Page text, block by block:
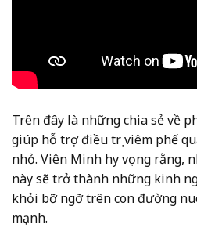
Trên đây là những chia sẻ về
giúp hỗ trợ điều trị viêm phế
nhỏ. Viên Minh hy vọng rằng,
này sẽ trở thành những kinh
khỏi bỡ ngỡ trên con đường
mạnh.